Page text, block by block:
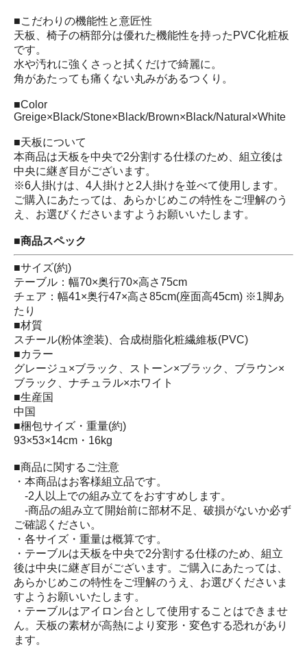
■こだわりの機能性と意匠性
天板、椅子の柄部分は優れた機能性を持ったPVC化粧板
です。
水や汚れに強くさっと拭くだけで綺麗に。
角があたっても痛くない丸みがあるつくり。
■Color
Greige×Black/Stone×Black/Brown×Black/Natural×White
■天板について
本商品は天板を中央で2分割する仕様のため、組立後は
中央に継ぎ目がございます。
※6人掛けは、4人掛けと2人掛けを並べて使用します。
ご購入にあたっては、あらかじめこの特性をご理解のう
え、お選びくださいますようお願いいたします。
■商品スペック
■サイズ(約)
テーブル：幅70×奥行70×高さ75cm
チェア：幅41×奥行47×高さ85cm(座面高45cm) ※1脚あ
たり
■材質
スチール(粉体塗装)、合成樹脂化粧繊維板(PVC)
■カラー
グレージュ×ブラック、ストーン×ブラック、ブラウン×
ブラック、ナチュラル×ホワイト
■生産国
中国
■梱包サイズ・重量(約)
93×53×14cm・16kg
■商品に関するご注意
・本商品はお客様組立品です。
‐2人以上での組み立てをおすすめします。
‐商品の組み立て開始前に部材不足、破損がないか必ず
ご確認ください。
・各サイズ・重量は概算です。
・テーブルは天板を中央で2分割する仕様のため、組立
後は中央に継ぎ目がございます。ご購入にあたっては、
あらかじめこの特性をご理解のうえ、お選びくださいま
すようお願いいたします。
・テーブルはアイロン台として使用することはできませ
ん。天板の素材が高熱により変形・変色する恐れがあり
ます。